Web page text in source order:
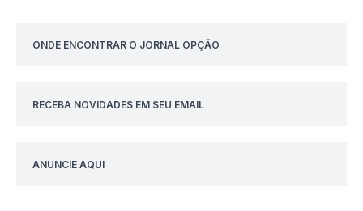
ONDE ENCONTRAR O JORNAL OPÇÃO
RECEBA NOVIDADES EM SEU EMAIL
ANUNCIE AQUI